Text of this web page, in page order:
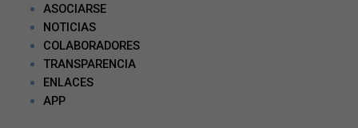
ASOCIARSE
NOTICIAS
COLABORADORES
TRANSPARENCIA
ENLACES
APP